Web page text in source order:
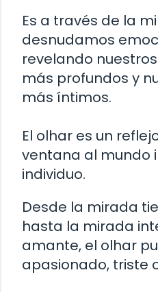
Es a través de la
desnudamos
revelando
más profundos y
más íntimos.
El olhar es un
ventana al mundo
individuo.
Desde la mirada
hasta la mirada
amante, el olhar
apasionado, triste